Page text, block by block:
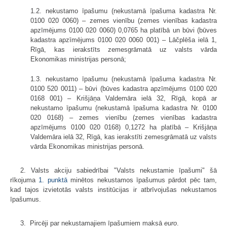
1.2. nekustamo īpašumu (nekustamā īpašuma kadastra Nr.
0100 020 0060) – zemes vienību (zemes vienības kadastra
apzīmējums 0100 020 0060) 0,0765 ha platībā un būvi (būves
kadastra apzīmējums 0100 020 0060 001) – Lāčplēša ielā 1,
Rīgā, kas ierakstīts zemesgrāmatā uz valsts vārda
Ekonomikas ministrijas personā;
1.3. nekustamo īpašumu (nekustamā īpašuma kadastra Nr.
0100 520 0011) – būvi (būves kadastra apzīmējums 0100 020
0168 001) – Krišjāņa Valdemāra ielā 32, Rīgā, kopā ar
nekustamo īpašumu (nekustamā īpašuma kadastra Nr. 0100
020 0168) – zemes vienību (zemes vienības kadastra
apzīmējums 0100 020 0168) 0,1272 ha platībā – Krišjāņa
Valdemāra ielā 32, Rīgā, kas ierakstīti zemesgrāmatā uz valsts
vārda Ekonomikas ministrijas personā.
2. Valsts akciju sabiedrībai "Valsts nekustamie īpašumi" šā
rīkojuma 1. punktāminētos nekustamos īpašumus pārdot pēc tam,
kad tajos izvietotās valsts institūcijas ir atbrīvojušas nekustamos
īpašumus.
3. Pircēji par nekustamajiem īpašumiem maksā euro